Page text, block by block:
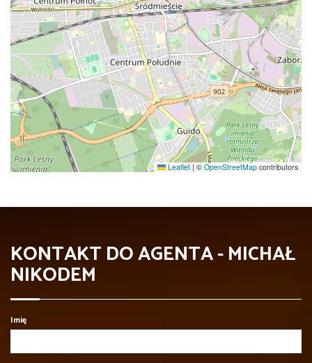
Leaflet | © OpenStreetMap contributors
KONTAKT DO AGENTA - MICHAŁ
NIKODEM
Imię